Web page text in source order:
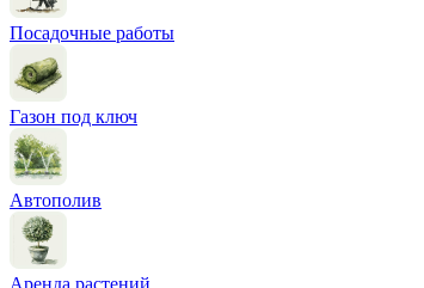
Посадочные работы
Газон под ключ
Автополив
Аренда растений